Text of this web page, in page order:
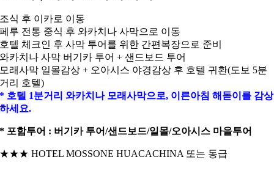
조식 후 이카로 이동
페루 전통 중식 후 와카치나 사막으로 이동
호텔 체크인 후 사막 투어를 위한 간편복장으로 준비
와카치나 사막 버기카 투어 + 샌드보드 투어
모래사막 일몰감상 + 오아시스 야경감상 후 호텔 귀환(도보 5분
거리 호텔)
* 호텔 1분거리 와카치나 모래사막으로, 이른아침 해돋이를 감상
하세요.
* 포함투어 : 버기카 투어/샌드보드/일몰/오아시스 마을투어
★★★ HOTEL MOSSONE HUACACHINA 또는 동급